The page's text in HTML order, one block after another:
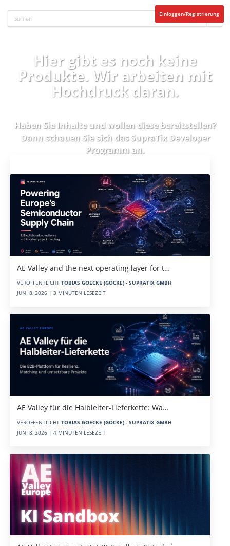
Einloggen/Registrierung
Hier gibt es noch keine
Produkte. Wir arbeiten mit
Hochdruck daran.
Haben Sie Inhalte und wollen diese bereitstellen?
Dann schauen Sie sich das SupraTix Developer
Programman.
AE Valley and the next operating layer for t…
VERÖFFENTLICHT TOBIAS GOECKE (GÖCKE) - SUPRATIX GMBH
JUNI 8, 2026 | 3 MINUTEN LESEZEIT
AE Valley für die Halbleiter-Lieferkette: Wa…
VERÖFFENTLICHT TOBIAS GOECKE (GÖCKE) - SUPRATIX GMBH
JUNI 8, 2026 | 4 MINUTEN LESEZEIT